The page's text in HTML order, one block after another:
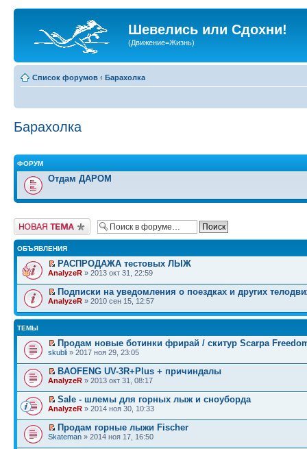
Шевелись или Сдохни!
(Движение=Жизнь)
Список форумов ‹ Барахолка
Барахолка
ФОРУМ
Отдам ДАРОМ
Начать новую тему
ОБЪЯВЛЕНИЯ
РАСПРОДАЖА тестовых ЛЫЖ
AnalyzeR » 2013 окт 31, 22:59
Подписки на уведомления о поездках и других
AnalyzeR » 2010 сен 15, 12:57
ТЕМЫ
Продам новые ботинки фрирай / скитур Scarpa
skubli » 2017 ноя 29, 23:05
BAOFENG UV-3R+Plus + причиндалы
AnalyzeR » 2013 окт 31, 08:17
Sale - шлемы для горных лыж и сноуборда
AnalyzeR » 2014 ноя 30, 10:33
Продам горные лыжи Fischer
Skateman » 2014 ноя 17, 16:50